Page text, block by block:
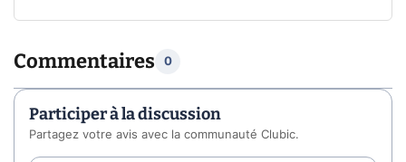
Commentaires 0
Participer à la discussion
Partagez votre avis avec la communauté Clubic.